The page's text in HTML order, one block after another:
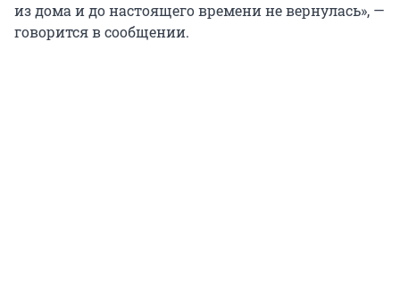
из дома и до настоящего времени не вернулась», —
говорится в сообщении.